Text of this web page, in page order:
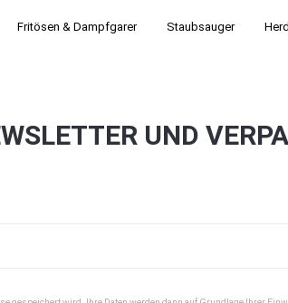
Fritösen & Dampfgarer Staubsauger­
UND